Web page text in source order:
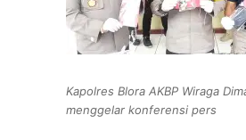
Kapolres Blora AKBP Wiraga
menggelar konferensi pers